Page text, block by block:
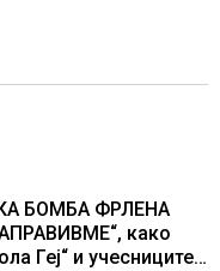
БОМБА ФРЛЕНА
како
Геј“ и учесниците